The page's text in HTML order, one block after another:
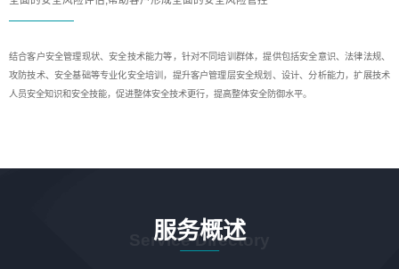
结合客户安全管理现状、安全技术能力等，针对不同培训群体，提供包括安全意识、法律法规、
攻防技术、安全基础等专业化安全培训，提升客户管理层安全规划、设计、分析能力，扩展技术
人员安全知识和安全技能，促进整体安全技术更行，提高整体安全防御水平。
服务概述
Service Directory